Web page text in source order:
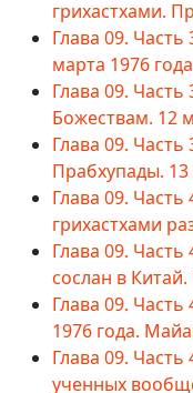
грихастхами.
Глава 09.
марта 1976 года
Глава 09.
Божествам. 12
Глава 09.
Прабхупады. 13
Глава 09.
грихастхами
Глава 09.
сослан в
Глава 09.
1976 года.
Глава 09.
ученных